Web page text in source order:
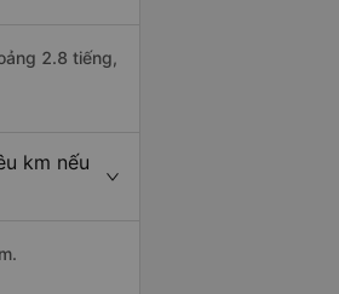
2.8 tiếng,
km nếu